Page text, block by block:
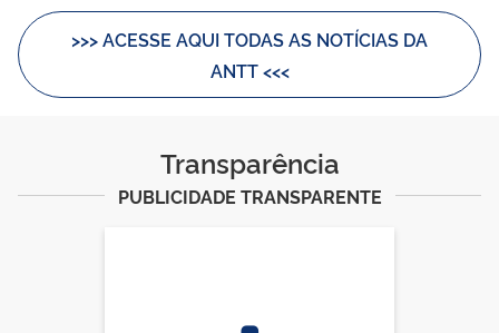
>>> ACESSE AQUI TODAS AS NOTÍCIAS DA
ANTT <<<
Transparência
PUBLICIDADE TRANSPARENTE